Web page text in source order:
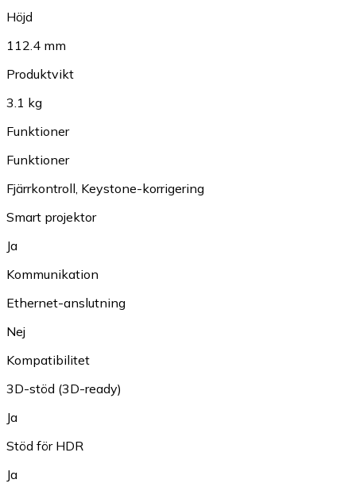
Höjd
112.4 mm
Produktvikt
3.1 kg
Funktioner
Funktioner
Fjärrkontroll, Keystone-korrigering
Smart projektor
Ja
Kommunikation
Ethernet-anslutning
Nej
Kompatibilitet
3D-stöd (3D-ready)
Ja
Stöd för HDR
Ja